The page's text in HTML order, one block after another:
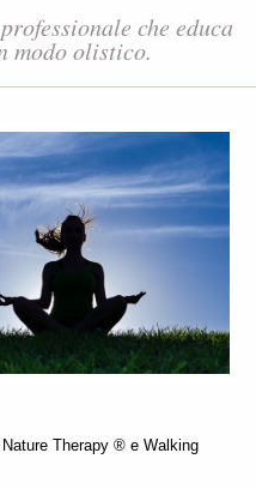
che educa
modo olistico.
Therapy ® e Walking